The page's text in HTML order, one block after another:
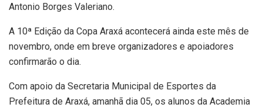
Antonio Borges Valeriano.
A 10ª Edição da Copa Araxá acontecerá ainda este mês de
novembro, onde em breve organizadores e apoiadores
confirmarão o dia.
Com apoio da Secretaria Municipal de Esportes da
Prefeitura de Araxá, amanhã dia 05, os alunos da Academia